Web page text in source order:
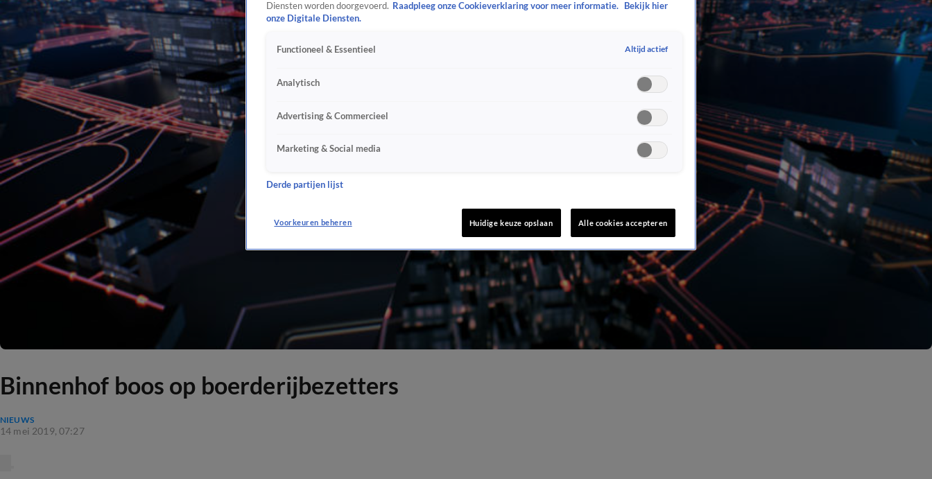
Binnenhof boos op boerderijbezetters
NIEUWS
14 mei 2019, 07:27
Diensten worden doorgevoerd. Raadpleeg onze Cookieverklaring voor meer informatie.
Bekijk hier
onze Digitale Diensten.
Functioneel & Essentieel Altijd actief
Analytisch
Advertising & Commercieel
Marketing & Social media
Derde partijen lijst
Voorkeuren beheren Huidige keuze opslaan Alle cookies accepteren